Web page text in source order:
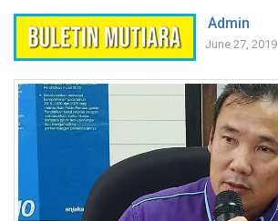
Admin
June 27, 2019